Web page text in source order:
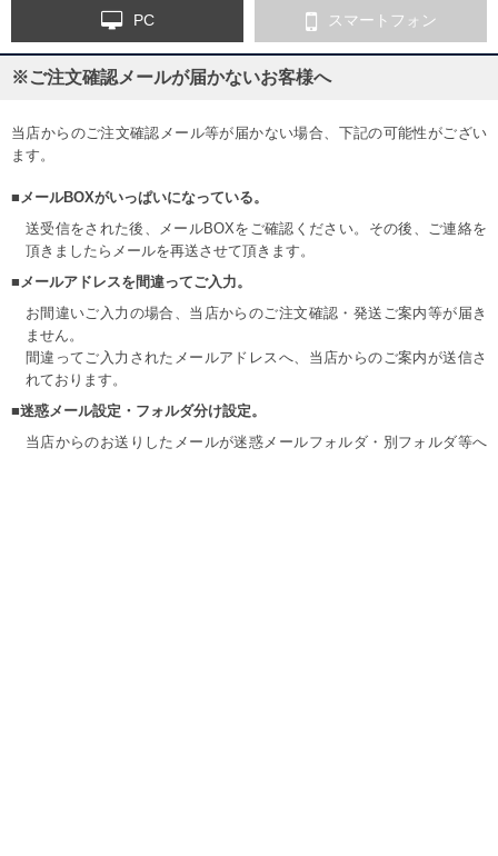
PC スマートフォン
※ご注文確認メールが届かないお客様へ
当店からのご注文確認メール等が届かない場合、下記の可能性がござい
ます。
■メールBOXがいっぱいになっている。
送受信をされた後、メールBOXをご確認ください。その後、ご連絡を
頂きましたらメールを再送させて頂きます。
■メールアドレスを間違ってご入力。
お間違いご入力の場合、当店からのご注文確認・発送ご案内等が届き
ません。
間違ってご入力されたメールアドレスへ、当店からのご案内が送信さ
れております。
■迷惑メール設定・フォルダ分け設定。
当店からのお送りしたメールが迷惑メールフォルダ・別フォルダ等へ